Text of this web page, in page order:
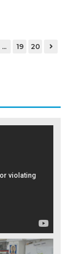
... 19 20